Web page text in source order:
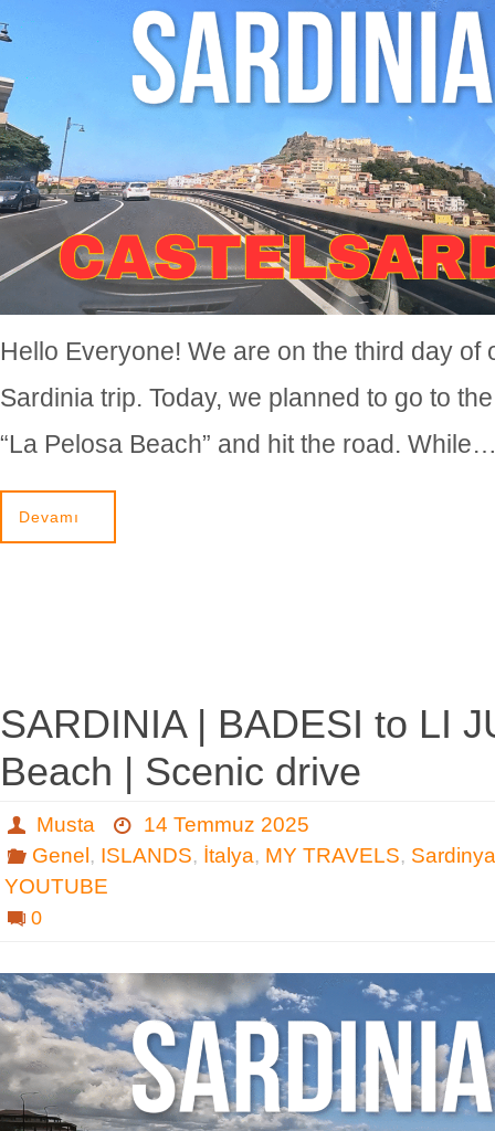
Hello Everyone! We are on the third day of
Sardinia trip. Today, we planned to go to
“La Pelosa Beach” and hit the road.
Devamı
SARDINIA | BADESI to LI
Beach | Scenic drive
Musta
14 Temmuz 2025
Genel, ISLANDS, İtalya, MY TRAVELS, Sardinya
YOUTUBE
0